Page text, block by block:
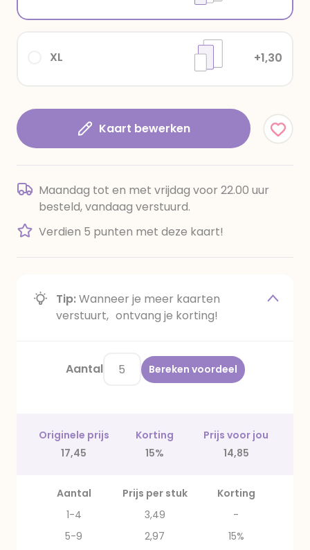
XL +1,30
Kaart bewerken
Maandag tot en met vrijdag voor 22.00 uur
besteld, vandaag verstuurd.
Verdien 5 punten met deze kaart!
Tip:Wanneer je meer kaarten
verstuurt, ontvang je korting!
Aantal Bereken voordeel
Originele prijs Korting
Prijs voor jou
17,45
15% 14,85
Aantal Prijs per stuk
Korting
1-4
3,49
-
5-9
2,97
15%